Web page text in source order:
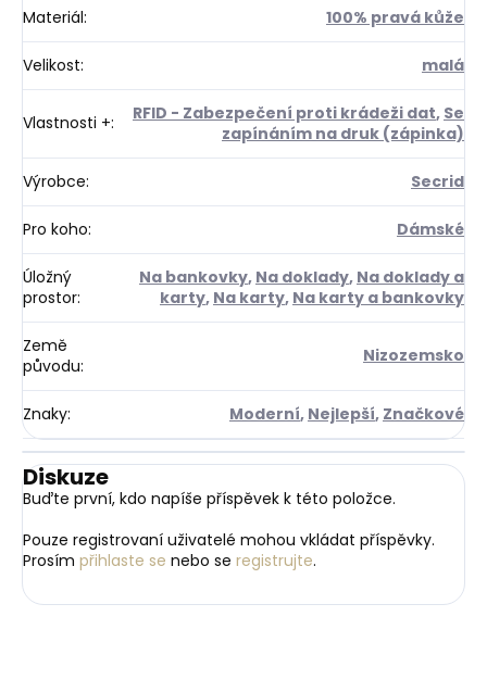
Materiál: 100% pravá kůže
Velikost: malá
Vlastnosti +: RFID - Zabezpečení proti krádeži dat, Se
zapínáním na druk (zápinka)
Výrobce: Secrid
Pro koho: Dámské
Úložný
prostor:
Na bankovky, Na doklady, Na doklady a
karty, Na karty, Na karty a bankovky
Země
původu: Nizozemsko
Znaky: Moderní, Nejlepší, Značkové
Diskuze
Buďte první, kdo napíše příspěvek k této položce.
Pouze registrovaní uživatelé mohou vkládat příspěvky.
Prosím přihlaste se nebo se registrujte.